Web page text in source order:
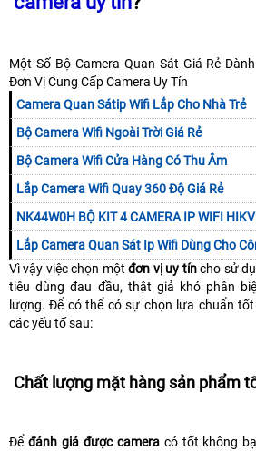
Một Số Bộ Camera Quan Sát Giá Rẻ
Đơn Vị Cung Cấp Camera Uy Tín
Camera Quan Sátip Wifi Lắp Cho Nhà Trẻ
Bộ Camera Wifi Ngoài Trời Giá Rẻ
Bộ Camera Wifi Cửa Hàng Có Thu Âm
Lắp Camera Wifi Quay 360 Độ Giá Rẻ
NK44W0H BỘ KIT 4 CAMERA IP WIFI
Lắp Camera Quan Sát Ip Wifi Dùng Cho
Vì vậy việc chọn mộtđơn vị uy tíncho sử
tiêu dùng đau đầu, thật giả khó phân
lượng. Để có thể có sự chọn lựa chuẩn
các yếu tố sau:
Chất lượng mặt hàng sản phẩm
Để đánh giá được cameracó tốt không